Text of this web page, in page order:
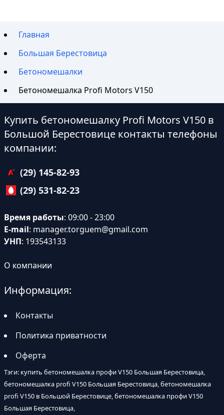
Главная
Большая Берестовица
Бетономешалки
Бетономешалка Profi Motors V150
Купить бетономешалку Profi Motors V150 в
Большой Берестовице контакты телефоны
компании:
(29) 145-82-93
(29) 531-82-23
Время работы: 09:00 - 23:00
E-mail: manager.torguem@gmail.com
УНП: 193543133
О компании
Информация:
Контакты
Политика приватности
Оферта
Тэги: купить бетономешалка профи V150 Большая Берестовица,
бетономешалка profi V150 Большая Берестовица, бетономешалка
profi V150 в Большой Берестовице, бетономешалка профи V150
Большая Берестовица,